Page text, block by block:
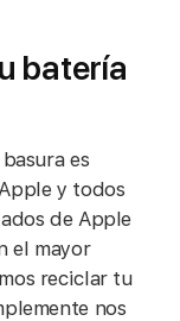
batería
es
y todos
de Apple
el mayor
reciclar tu
nos